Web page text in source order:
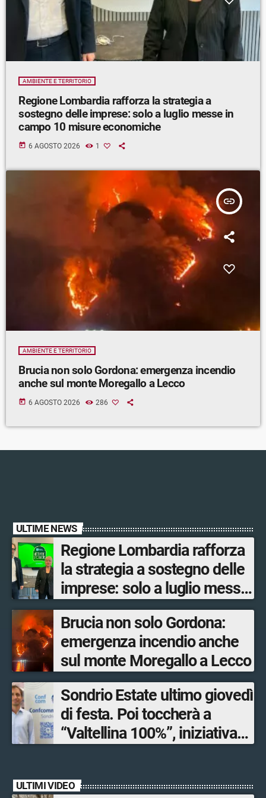
AMBIENTE E TERRITORIO
Regione Lombardia rafforza la strategia a
sostegno delle imprese: solo a luglio messe in
campo 10 misure economiche
today 6 AGOSTO 2026 1
insert_link
AMBIENTE E TERRITORIO
Brucia non solo Gordona: emergenza incendio
anche sul monte Moregallo a Lecco
today 6 AGOSTO 2026 286
ULTIME NEWS
Regione Lombardia rafforza
la strategia a sostegno delle
imprese: solo a luglio messe
in campo 10 misure
economiche
Brucia non solo Gordona:
emergenza incendio anche
sul monte Moregallo a Lecco
Sondrio Estate ultimo giovedì
di festa. Poi toccherà a
“Valtellina 100%”, iniziativa
mandamentale di
ULTIMI VIDEO